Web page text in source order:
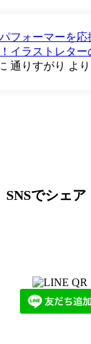
フォーマーを
イラストレタ
通りすがり より
SNSでシェア